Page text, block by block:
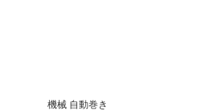
機械 自動巻き